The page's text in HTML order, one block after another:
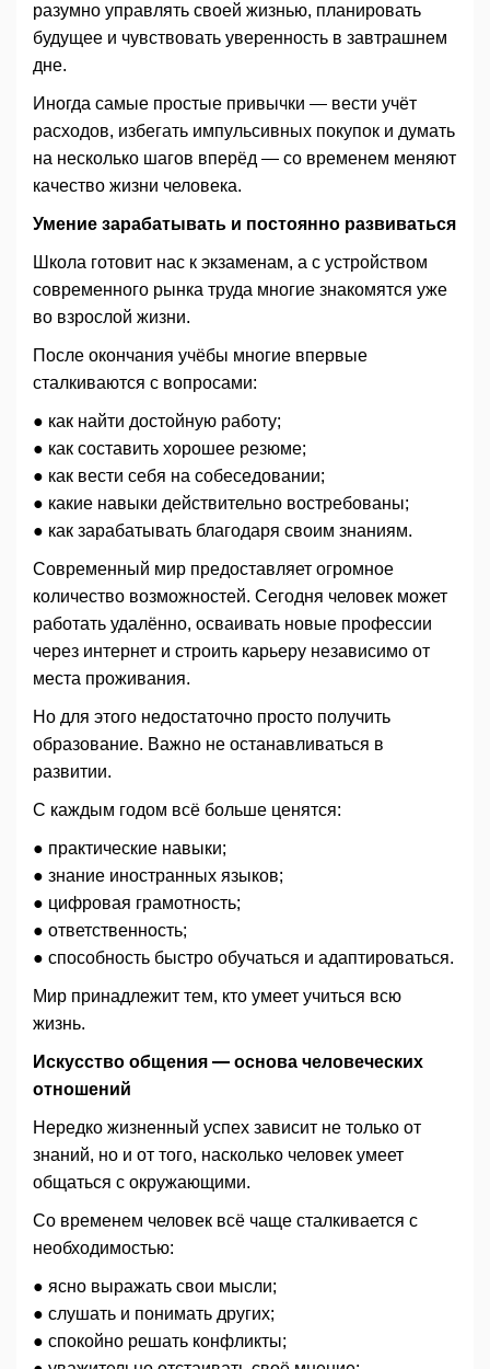
разумно управлять своей жизнью, планировать
будущее и чувствовать уверенность в завтрашнем
дне.
Иногда самые простые привычки — вести учёт
расходов, избегать импульсивных покупок и думать
на несколько шагов вперёд — со временем меняют
качество жизни человека.
Умение зарабатывать и постоянно развиваться
Школа готовит нас к экзаменам, а с устройством
современного рынка труда многие знакомятся уже
во взрослой жизни.
После окончания учёбы многие впервые
сталкиваются с вопросами:
● как найти достойную работу;
● как составить хорошее резюме;
● как вести себя на собеседовании;
● какие навыки действительно востребованы;
● как зарабатывать благодаря своим знаниям.
Современный мир предоставляет огромное
количество возможностей. Сегодня человек может
работать удалённо, осваивать новые профессии
через интернет и строить карьеру независимо от
места проживания.
Но для этого недостаточно просто получить
образование. Важно не останавливаться в
развитии.
С каждым годом всё больше ценятся:
● практические навыки;
● знание иностранных языков;
● цифровая грамотность;
● ответственность;
● способность быстро обучаться и адаптироваться.
Мир принадлежит тем, кто умеет учиться всю
жизнь.
Искусство общения — основа человеческих
отношений
Нередко жизненный успех зависит не только от
знаний, но и от того, насколько человек умеет
общаться с окружающими.
Со временем человек всё чаще сталкивается с
необходимостью:
● ясно выражать свои мысли;
● слушать и понимать других;
● спокойно решать конфликты;